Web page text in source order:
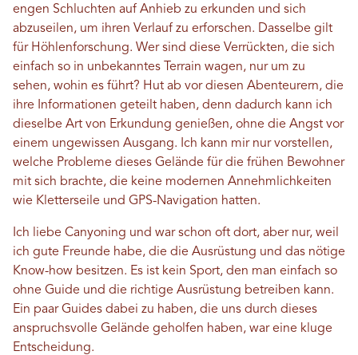
engen Schluchten auf Anhieb zu erkunden und sich
abzuseilen, um ihren Verlauf zu erforschen. Dasselbe gilt
für Höhlenforschung. Wer sind diese Verrückten, die sich
einfach so in unbekanntes Terrain wagen, nur um zu
sehen, wohin es führt? Hut ab vor diesen Abenteurern, die
ihre Informationen geteilt haben, denn dadurch kann ich
dieselbe Art von Erkundung genießen, ohne die Angst vor
einem ungewissen Ausgang. Ich kann mir nur vorstellen,
welche Probleme dieses Gelände für die frühen Bewohner
mit sich brachte, die keine modernen Annehmlichkeiten
wie Kletterseile und GPS-Navigation hatten.
Ich liebe Canyoning und war schon oft dort, aber nur, weil
ich gute Freunde habe, die die Ausrüstung und das nötige
Know-how besitzen. Es ist kein Sport, den man einfach so
ohne Guide und die richtige Ausrüstung betreiben kann.
Ein paar Guides dabei zu haben, die uns durch dieses
anspruchsvolle Gelände geholfen haben, war eine kluge
Entscheidung.